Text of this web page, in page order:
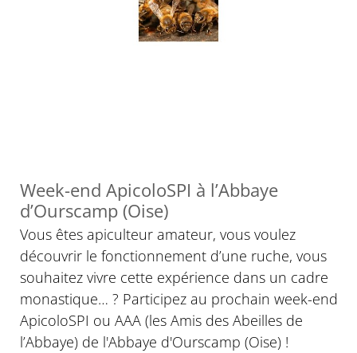
Week-end ApicoloSPI à l’Abbaye
d’Ourscamp (Oise)
Vous êtes apiculteur amateur, vous voulez
découvrir le fonctionnement d’une ruche, vous
souhaitez vivre cette expérience dans un cadre
monastique… ? Participez au prochain week-end
ApicoloSPI ou AAA (les Amis des Abeilles de
l’Abbaye) de l'Abbaye d'Ourscamp (Oise) !